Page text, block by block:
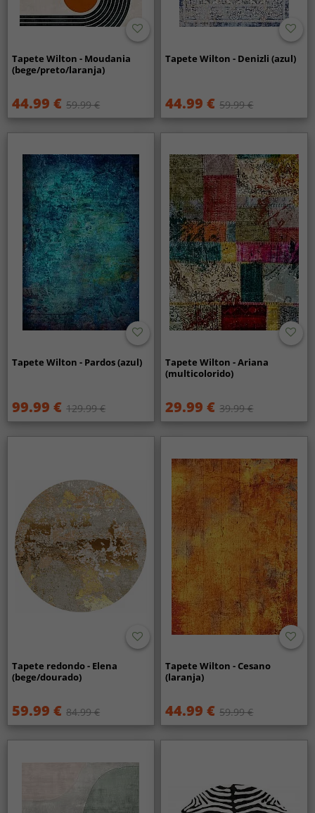
Tapete Wilton - Moudania
(bege/preto/laranja)
44.99 € 59.99 €
Tapete Wilton - Denizli (azul)
44.99 € 59.99 €
Tapete Wilton - Pardos (azul)
99.99 € 129.99 €
Tapete Wilton - Ariana
(multicolorido)
29.99 € 39.99 €
Tapete redondo - Elena
(bege/dourado)
59.99 € 84.99 €
Tapete Wilton - Cesano
(laranja)
44.99 € 59.99 €